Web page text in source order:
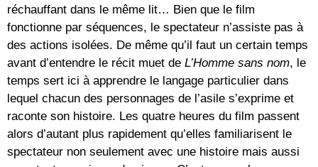
réchauffant dans le même lit… Bien que le film
fonctionne par séquences, le spectateur n’assiste pas à
des actions isolées. De même qu’il faut un certain temps
avant d’entendre le récit muet de L’Homme sans nom, le
temps sert ici à apprendre le langage particulier dans
lequel chacun des personnages de l’asile s’exprime et
raconte son histoire. Les quatre heures du film passent
alors d’autant plus rapidement qu’elles familiarisent le
spectateur non seulement avec une histoire mais aussi